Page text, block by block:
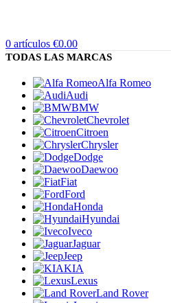
0 artículos €0.00
TODAS LAS MARCAS
Alfa Romeo
Audi
BMW
Chevrolet
Citroen
Chrysler
Dodge
Daewoo
Fiat
Ford
Honda
Hyundai
Iveco
Jaguar
Jeep
KIA
Lexus
Land Rover